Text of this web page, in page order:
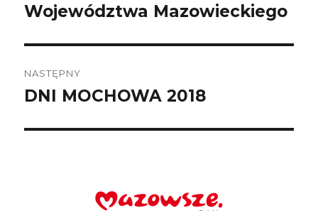
wpis:
Województwa Mazowieckiego
NASTĘPNY
Następny
DNI MOCHOWA 2018